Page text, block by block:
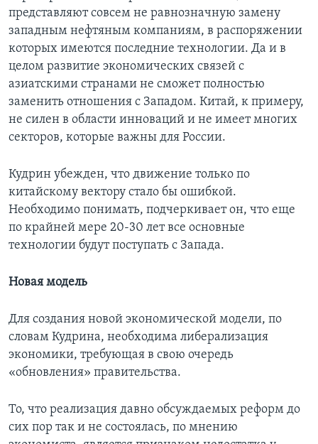
представляют совсем не равнозначную замену
западным нефтяным компаниям, в распоряжении
которых имеются последние технологии. Да и в
целом развитие экономических связей с
азиатскими странами не сможет полностью
заменить отношения с Западом. Китай, к примеру,
не силен в области инноваций и не имеет многих
секторов, которые важны для России.
Кудрин убежден, что движение только по
китайскому вектору стало бы ошибкой.
Необходимо понимать, подчеркивает он, что еще
по крайней мере 20-30 лет все основные
технологии будут поступать с Запада.
Новая модель
Для создания новой экономической модели, по
словам Кудрина, необходима либерализация
экономики, требующая в свою очередь
«обновления» правительства.
То, что реализация давно обсуждаемых реформ до
сих пор так и не состоялась, по мнению